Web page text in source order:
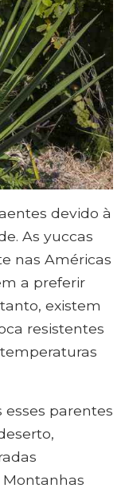
devido à
As yuccas
nas Américas
a preferir
existem
resistentes
esses parentes